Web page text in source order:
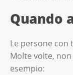
Quando
Le persone con
Molte volte,
esempio: